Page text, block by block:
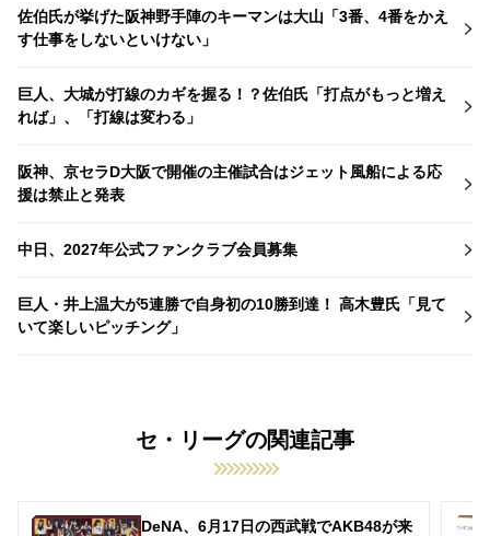
佐伯氏が挙げた阪神野手陣のキーマンは大山「3番、4番をかえ
す仕事をしないといけない」
巨人、大城が打線のカギを握る！？佐伯氏「打点がもっと増え
れば」、「打線は変わる」
阪神、京セラD大阪で開催の主催試合はジェット風船による応
援は禁止と発表
中日、2027年公式ファンクラブ会員募集
巨人・井上温大が5連勝で自身初の10勝到達！ 高木豊氏「見て
いて楽しいピッチング」
セ・リーグの関連記事
DeNA、6月17日の西武戦でAKB48が来